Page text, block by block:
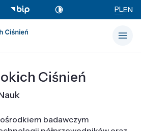
PLEN
Ciśnień
badawczym